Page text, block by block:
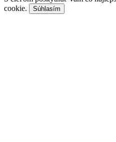
cookie.
Súhlasím